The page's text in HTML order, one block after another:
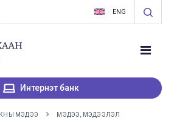
ENG
Интернэт банк
МЭДЭЭ МЭДЭЭ, МЭДЭЭЛЭЛ